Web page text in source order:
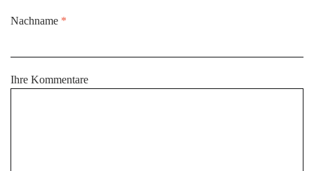
Nachname *
Ihre Kommentare